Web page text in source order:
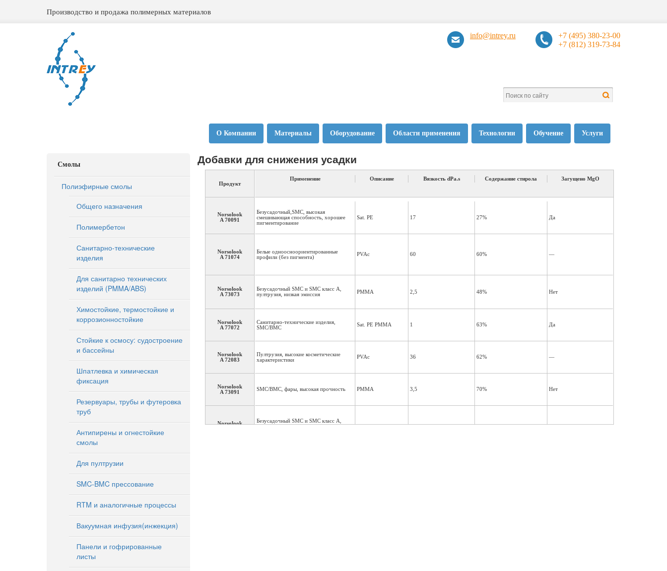
Производство и продажа полимерных материалов
+7 (495) 380-23-00
+7 (812) 319-73-84
info@intrey.ru
О Компании Материалы Оборудование Области применения Технологии Обучение Услуги
Смолы
Полиэфирные смолы
Общего назначения
Полимербетон
Санитарно-технические
изделия
Для санитарно технических
изделий (PMMA/ABS)
Химостойкие, термостойкие и
коррозионностойкие
Стойкие к осмосу: судостроение
и бассейны
Шпатлевка и химическая
фиксация
Резервуары, трубы и футеровка
труб
Антипирены и огнестойкие
смолы
Для пултрузии
SMC-BMC прессование
RTM и аналогичные процессы
Вакуумная инфузия(инжекция)
Панели и гофрированные
листы
Добавки для снижения усадки
Продукт
Norsolook
A 70091
Norsolook
A 71074
Norsolook
A 73073
Norsolook
A 77072
Norsolook
A 72083
Norsolook
A 73091
Norsolook
Применение Описание Вязкость dPa.s Содержание стирола Загущено MgO
Безусадочный,SMC, высокая
смешивающая способность, хорошее
пигментирование
Sat. PE 17 27% Да
Белые одноосноориентированные
профили (без пигмента)
PVAc 60 60% —
Безусадочный SMC и SMC класс А,
пултрузия, низкая эмиссия
PMMA 2,5 48% Нет
Санитарно-технические изделия,
SMC/BMC
Sat. PE PMMA 1 63% Да
Пултрузия, высокие косметические
характеристики
PVAc 36 62% —
SMC/BMC, фары, высокая прочность PMMA 3,5 70% Нет
Безусадочный SMC и SMC класс А,
пултрузия, очень низкая эмиссия,
PMMA 30 65% Да